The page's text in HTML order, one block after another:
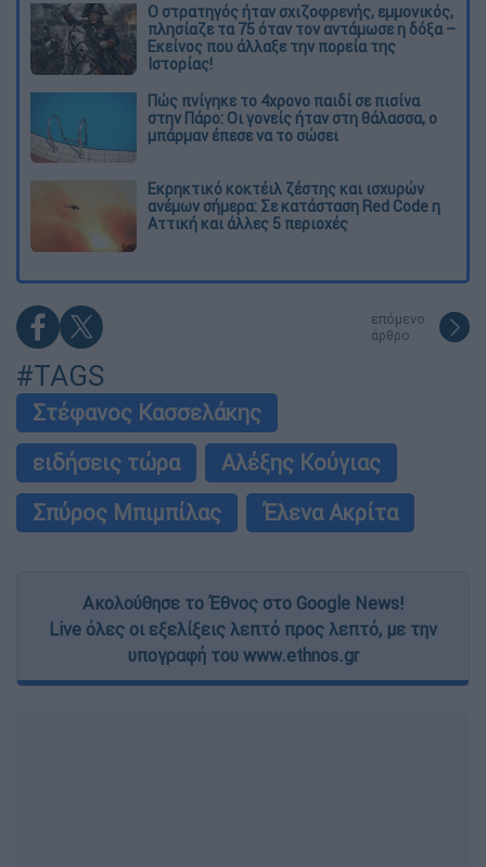
O στρατηγός ήταν σχιζοφρενής, εμμονικός,
πλησίαζε τα 75 όταν τον αντάμωσε η δόξα –
Εκείνος που άλλαξε την πορεία της
Ιστορίας!
Πώς πνίγηκε το 4χρονο παιδί σε πισίνα
στην Πάρο: Οι γονείς ήταν στη θάλασσα, ο
μπάρμαν έπεσε να το σώσει
Εκρηκτικό κοκτέιλ ζέστης και ισχυρών
ανέμων σήμερα: Σε κατάσταση Red Code η
Αττική και άλλες 5 περιοχές
επόμενο
άρθρο
#TAGS
Στέφανος Κασσελάκης
ειδήσεις τώρα
Αλέξης Κούγιας
Σπύρος Μπιμπίλας
Έλενα Ακρίτα
Ακολούθησε το Έθνος στο Google News!
Live όλες οι εξελίξεις λεπτό προς λεπτό, με την
υπογραφή του www.ethnos.gr